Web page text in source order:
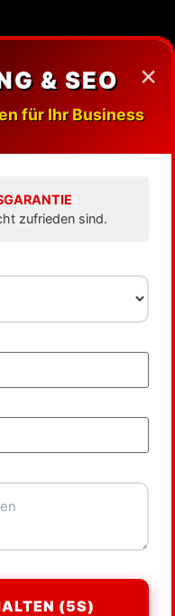
×
& SEO
für Ihr Business
zufrieden sind.
(5S)
wir bauen
auf High-End
.